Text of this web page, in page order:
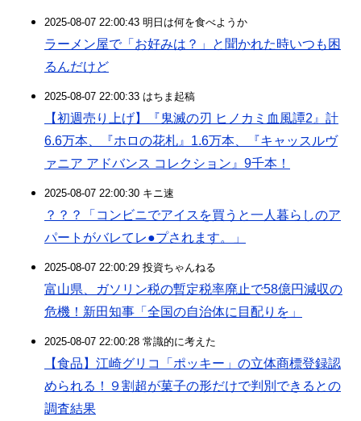
2025-08-07 22:00:43 明日は何を食べようか
ラーメン屋で「お好みは？」と聞かれた時いつも困
るんだけど
2025-08-07 22:00:33 はちま起稿
【初週売り上げ】『鬼滅の刃 ヒノカミ血風譚2』計
6.6万本、『ホロの花札』1.6万本、『キャッスルヴ
ァニア アドバンス コレクション』9千本！
2025-08-07 22:00:30 キニ速
？？？「コンビニでアイスを買うと一人暮らしのア
パートがバレてレ●プされます。」
2025-08-07 22:00:29 投資ちゃんねる
富山県、ガソリン税の暫定税率廃止で58億円減収の
危機！新田知事「全国の自治体に目配りを」
2025-08-07 22:00:28 常識的に考えた
【食品】江崎グリコ「ポッキー」の立体商標登録認
められる！９割超が菓子の形だけで判別できるとの
調査結果